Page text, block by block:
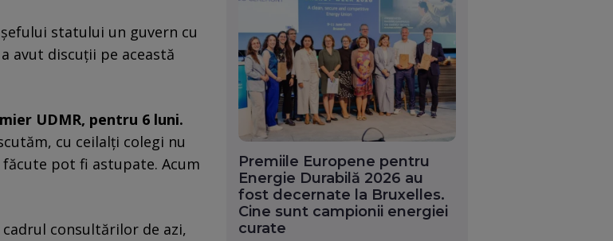
statului un guvern cu
avut discuții pe această
UDMR, pentru 6 luni.
cu ceilalți colegi nu
pot fi astupate. Acum
consultărilor de azi,
Premiile Europene pentru
Energie Durabilă 2026 au
fost decernate la Bruxelles.
Cine sunt campionii energiei
curate